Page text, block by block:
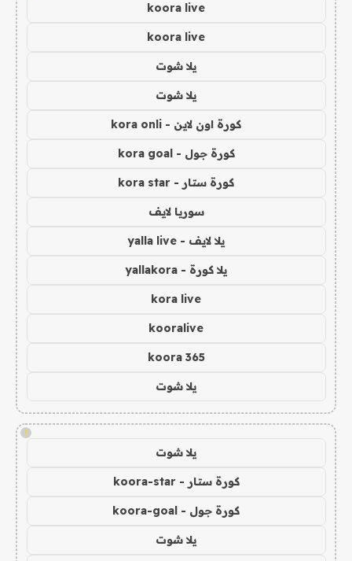
koora live
koora live
يلا شوت
يلا شوت
كورة اون لاين - kora onli
كورة جول - kora goal
كورة ستار - kora star
سوريا لايف
يلا لايف - yalla live
يلا كورة - yallakora
kora live
kooralive
koora 365
يلا شوت
!
يلا شوت
كورة ستار - koora-star
كورة جول - koora-goal
يلا شوت